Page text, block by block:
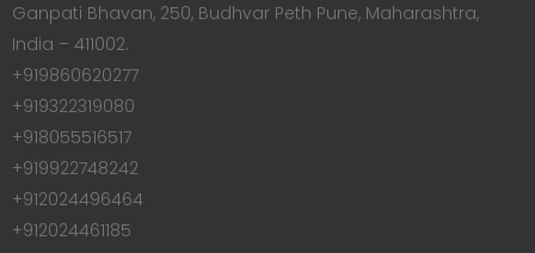
Ganpati Bhavan, 250, Budhvar Peth Pune, Maharashtra,
India – 411002.
+919860620277
+919322319080
+918055516517
+919922748242
+912024496464
+912024461185